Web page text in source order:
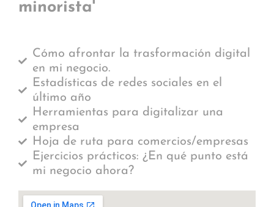
minorista'
Cómo afrontar la trasformación digital
en mi negocio.
Estadísticas de redes sociales en el
último año
Herramientas para digitalizar una
empresa
Hoja de ruta para comercios/empresas
Ejercicios prácticos: ¿En qué punto está
mi negocio ahora?